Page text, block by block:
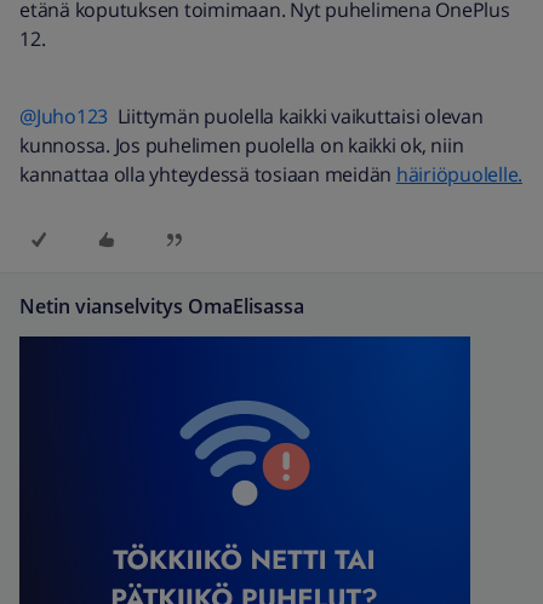
etänä koputuksen toimimaan. Nyt puhelimena OnePlus
12.
@Juho123 Liittymän puolella kaikki vaikuttaisi olevan
kunnossa. Jos puhelimen puolella on kaikki ok, niin
kannattaa olla yhteydessä tosiaan meidän häiriöpuolelle.
Netin vianselvitys OmaElisassa